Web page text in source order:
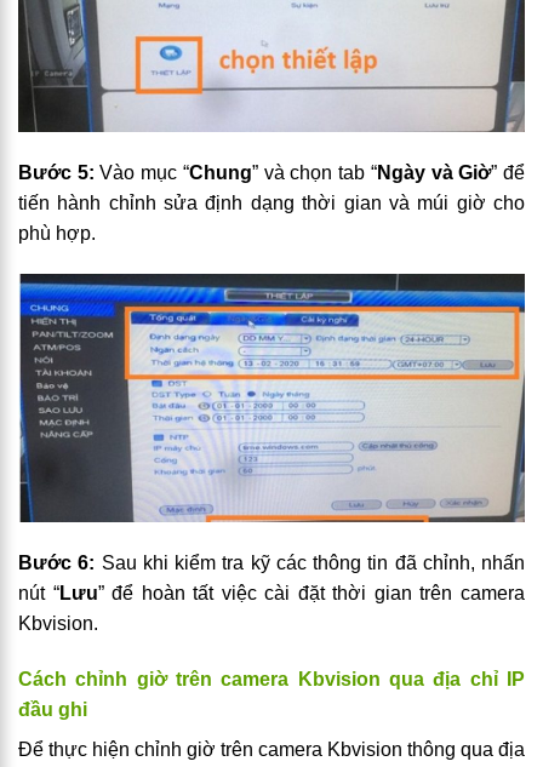
Bước 5: Vào mục “Chung” và chọn tab “Ngày và Giờ” để
tiến hành chỉnh sửa định dạng thời gian và múi giờ cho
phù hợp.
Bước 6: Sau khi kiểm tra kỹ các thông tin đã chỉnh, nhấn
nút “Lưu” để hoàn tất việc cài đặt thời gian trên camera
Kbvision.
Cách chỉnh giờ trên camera Kbvision qua địa chỉ IP
đầu ghi
Để thực hiện chỉnh giờ trên camera Kbvision thông qua địa